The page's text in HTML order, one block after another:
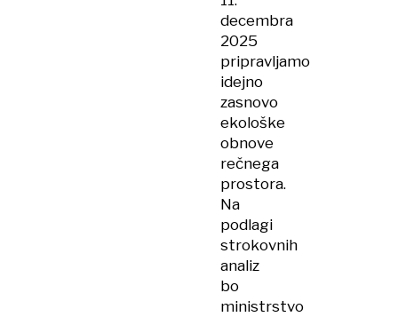
decembra
2025
pripravljamo
idejno
zasnovo
ekološke
obnove
rečnega
prostora.
Na
podlagi
strokovnih
analiz
bo
ministrstvo